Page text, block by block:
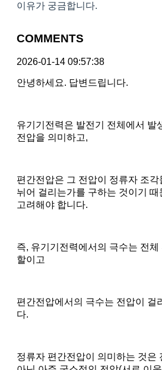
이유가 궁금합니다.
COMMENTS
2026-01-14 09:57:38
안녕하세요. 답변드립니다.
유기기전력은 발전기 전체에서 발
전압을 의미하고,
편간전압은 그 전압이 정류자 조
뉘어 걸리는가를 구하는 것이기 때
고려해야 합니다.
즉, 유기기전력에서의 극수는 전체
할이고
편간전압에서의 극수는 전압이 걸
다.
정류자 편간전압이 의미하는 것은